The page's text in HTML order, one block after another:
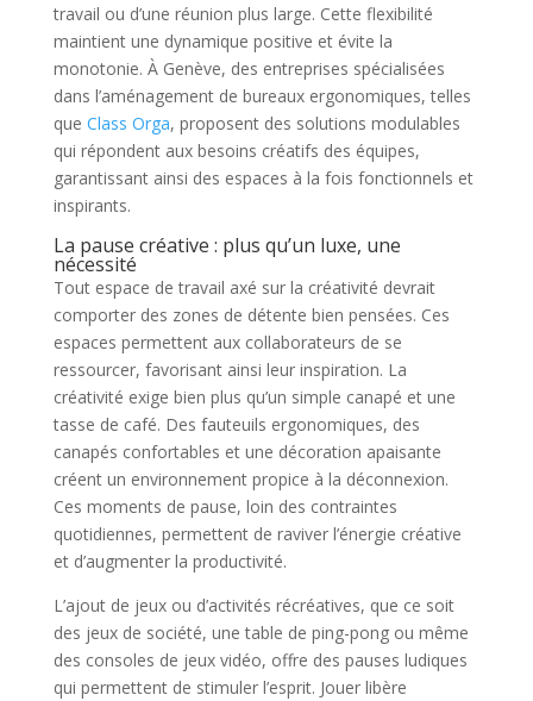
travail ou d’une réunion plus large. Cette flexibilité
maintient une dynamique positive et évite la
monotonie. À Genève, des entreprises spécialisées
dans l’aménagement de bureaux ergonomiques, telles
que Class Orga, proposent des solutions modulables
qui répondent aux besoins créatifs des équipes,
garantissant ainsi des espaces à la fois fonctionnels et
inspirants.
La pause créative : plus qu’un luxe, une
nécessité
Tout espace de travail axé sur la créativité devrait
comporter des zones de détente bien pensées. Ces
espaces permettent aux collaborateurs de se
ressourcer, favorisant ainsi leur inspiration. La
créativité exige bien plus qu’un simple canapé et une
tasse de café. Des fauteuils ergonomiques, des
canapés confortables et une décoration apaisante
créent un environnement propice à la déconnexion.
Ces moments de pause, loin des contraintes
quotidiennes, permettent de raviver l’énergie créative
et d’augmenter la productivité.
L’ajout de jeux ou d’activités récréatives, que ce soit
des jeux de société, une table de ping-pong ou même
des consoles de jeux vidéo, offre des pauses ludiques
qui permettent de stimuler l’esprit. Jouer libère